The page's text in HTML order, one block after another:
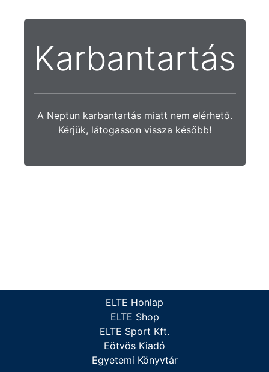
Karbantartás
A Neptun karbantartás miatt nem elérhető.
Kérjük, látogasson vissza később!
ELTE Honlap
ELTE Shop
ELTE Sport Kft.
Eötvös Kiadó
Egyetemi Könyvtár